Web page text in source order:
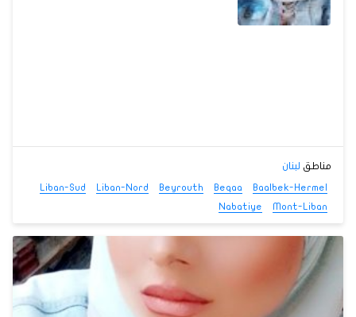
مناطق لبنان
Baalbek-Hermel
Beqaa
Beyrouth
Liban-Nord
Liban-Sud
Mont-Liban
Nabatiye